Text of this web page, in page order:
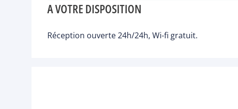
A VOTRE DISPOSITION
Réception ouverte 24h/24h, Wi-fi gratuit.